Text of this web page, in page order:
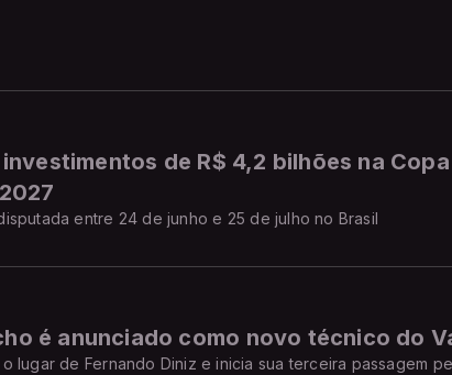
de R$ 4,2 bilhões na Copa
entre 24 de junho e 25 de julho no Brasil
é anunciado como novo técnico do
lugar de Fernando Diniz e inicia sua terceira passagem